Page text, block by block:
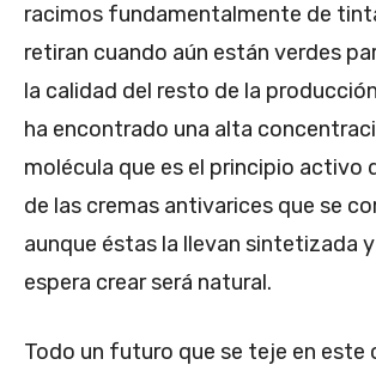
racimos fundamentalmente de
retiran cuando aún están verdes
la calidad del resto de la
ha encontrado una alta
molécula que es el principio activo
de las cremas antivarices que se
aunque éstas la llevan sintetizada
espera crear será natural.
Todo un futuro que se teje en este